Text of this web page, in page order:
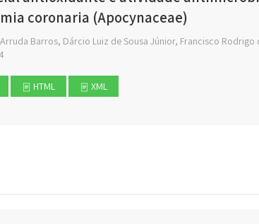
coronaria (Apocynaceae)
Barros, Dárcio Luiz de Sousa Júnior, Francisco
HTML XML